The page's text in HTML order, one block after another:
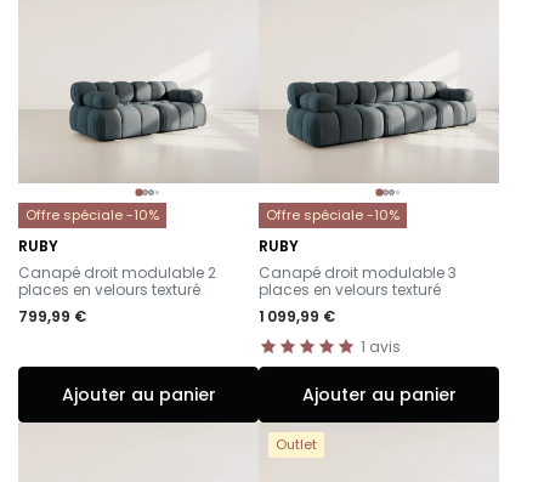
Offre spéciale -10%
RUBY
-
Canapé droit modulable 2
places en velours texturé
799,99 €
Ajouter au panier
Offre spéciale -10%
RUBY
-
Canapé droit modulable 3
places en velours texturé
1 099,99 €
1 avis
Ajouter au panier
Outlet